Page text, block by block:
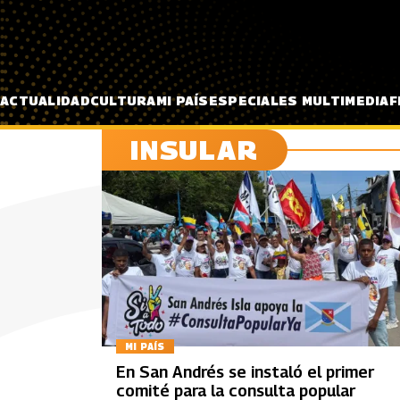
Pasar al contenido principal
ACTUALIDADCULTURAMI PAÍSESPECIALES MULTIMEDIA
INSULAR
MI PAÍS
En San Andrés se instaló el primer
comité para la consulta popular